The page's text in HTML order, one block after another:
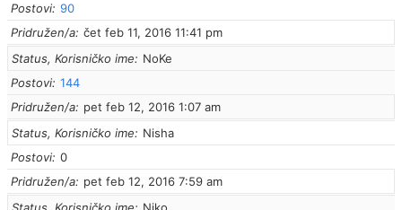
Postovi 90
Pridružen/a čet feb 11, 2016 11:41 pm
Status, Korisničko ime
NoKe
Postovi 144
Pridružen/a
pet feb 12, 2016 1:07 am
Status, Korisničko ime
Nisha
Postovi 0
Pridružen/a
pet feb 12, 2016 7:59 am